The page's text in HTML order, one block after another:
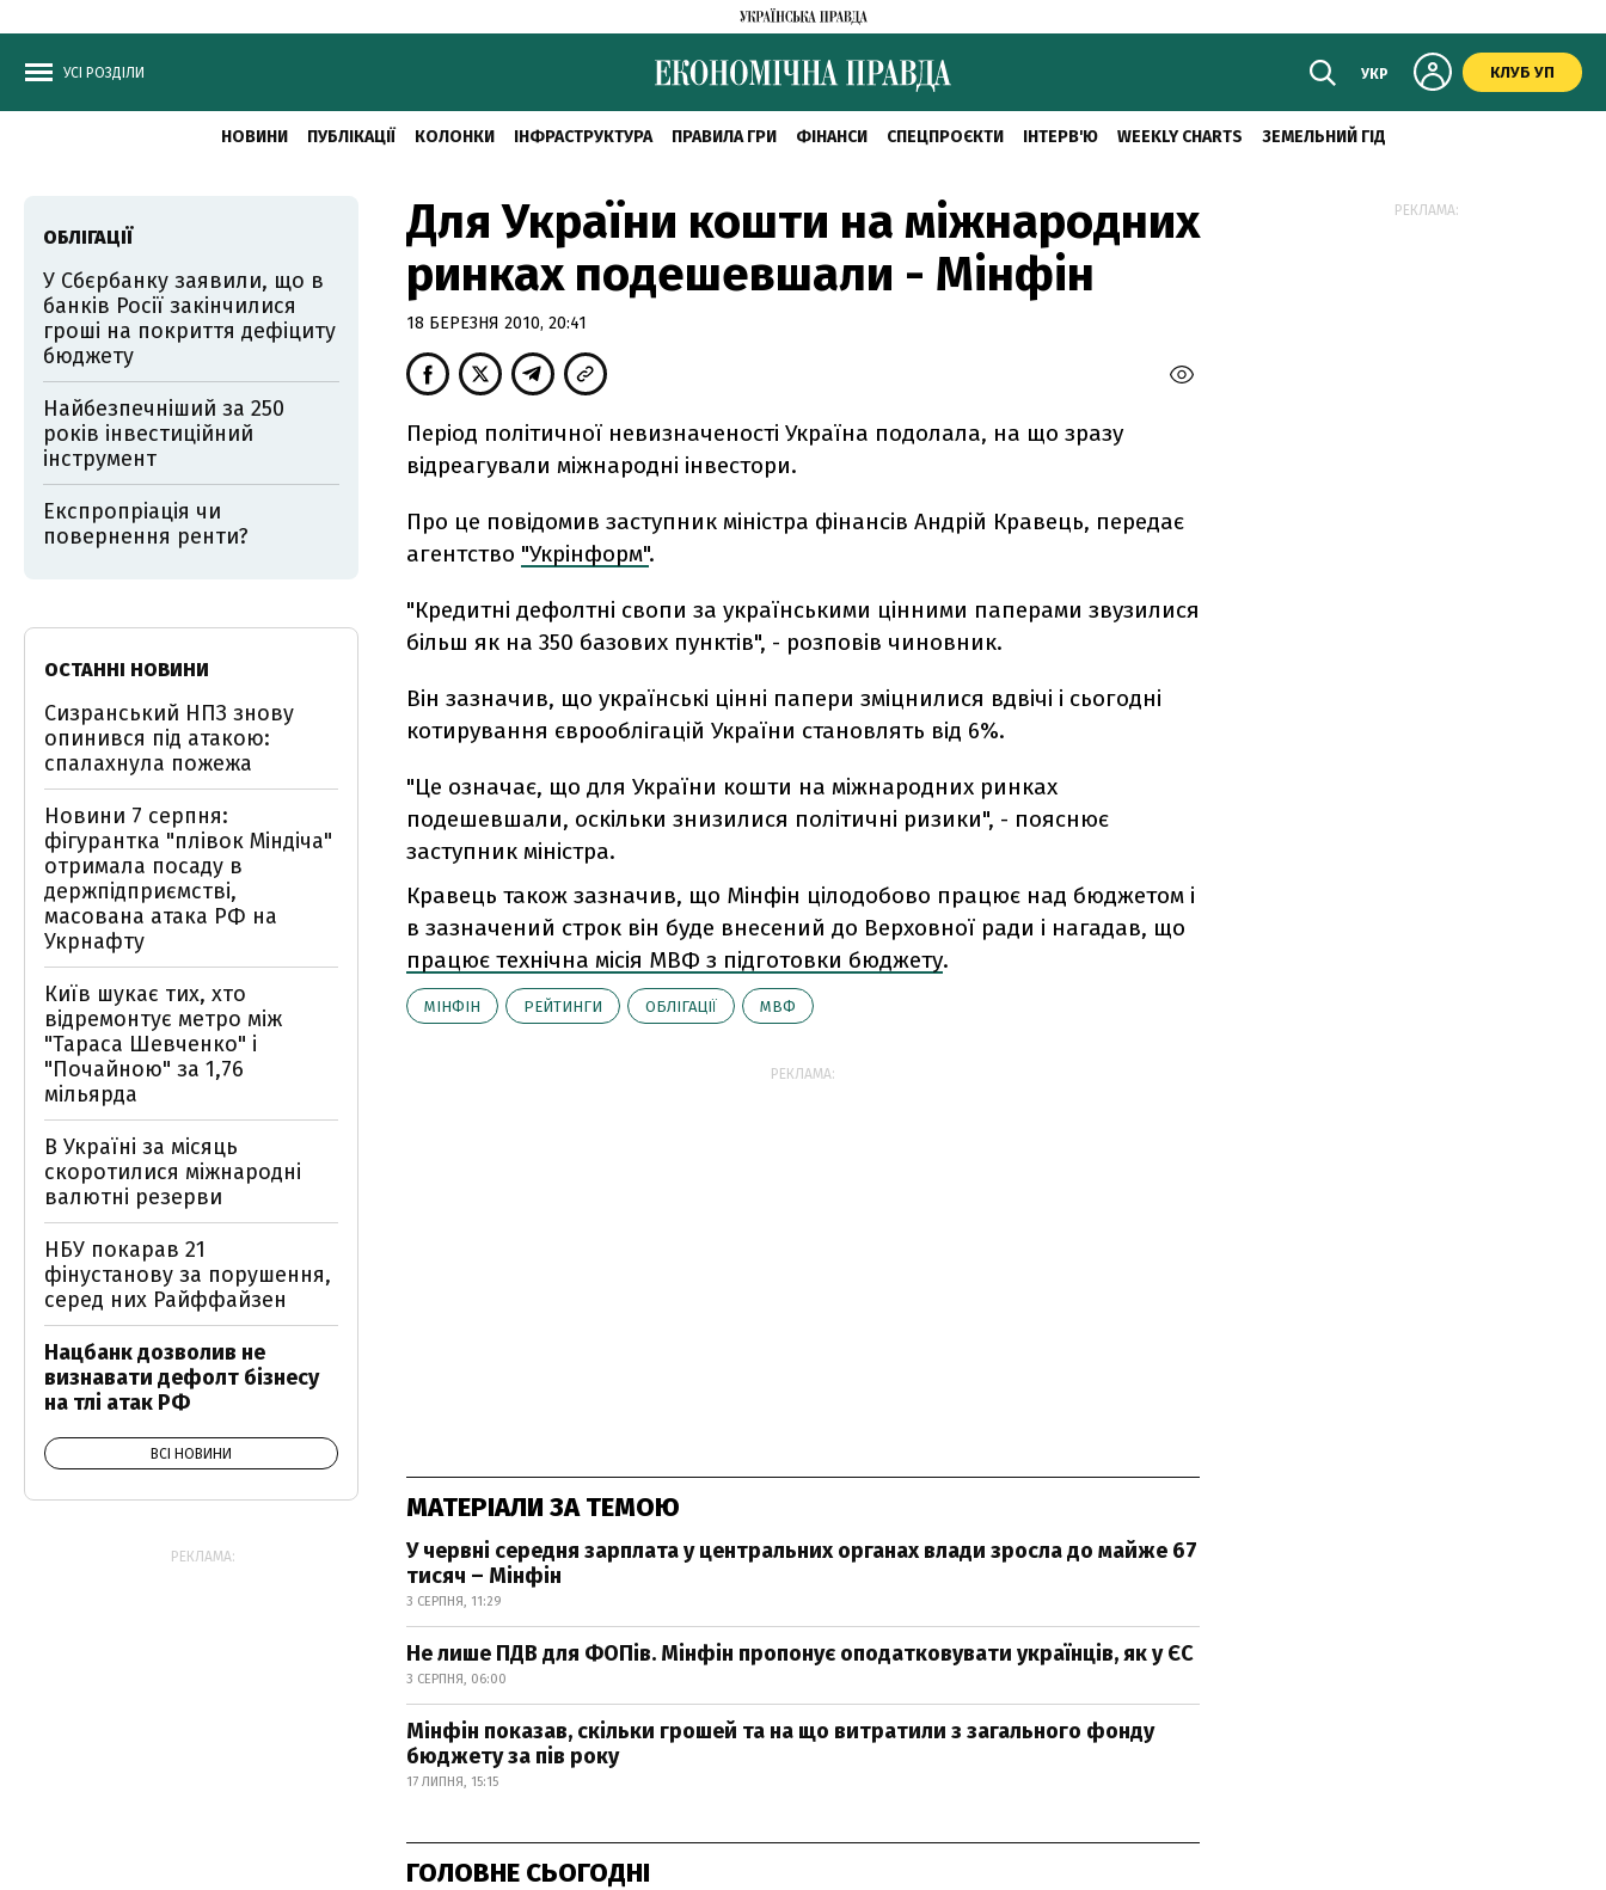
УСІ РОЗДІЛИ УКР КЛУБ УП
НОВИНИ ПУБЛІКАЦІЇ КОЛОНКИ ІНФРАСТРУКТУРА ПРАВИЛА ГРИ ФІНАНСИ СПЕЦПРОЄКТИ ІНТЕРВ'Ю WEEKLY CHARTS ЗЕМЕЛЬНИЙ ГІД
Для України кошти на міжнародних
ринках подешевшали - Мінфін
18 БЕРЕЗНЯ 2010, 20:41
Період політичної невизначеності Україна подолала, на що зразу
відреагували міжнародні інвестори.
Про це повідомив заступник міністра фінансів Андрій Кравець, передає
агентство "Укрінформ".
"Кредитні дефолтні свопи за українськими цінними паперами звузилися
більш як на 350 базових пунктів", - розповів чиновник.
Він зазначив, що українські цінні папери зміцнилися вдвічі і сьогодні
котирування єврооблігацій України становлять від 6%.
"Це означає, що для України кошти на міжнародних ринках
подешевшали, оскільки знизилися політичні ризики", - пояснює
заступник міністра.
Кравець також зазначив, що Мінфін цілодобово працює над бюджетом і
в зазначений строк він буде внесений до Верховної ради і нагадав, що
працює технічна місія МВФ з підготовки бюджету.
МІНФІН РЕЙТИНГИ ОБЛІГАЦІЇ МВФ
РЕКЛАМА:
МАТЕРІАЛИ ЗА ТЕМОЮ
У червні середня зарплата у центральних органах влади зросла до майже 67
тисяч – Мінфін
3 СЕРПНЯ, 11:29
Не лише ПДВ для ФОПів. Мінфін пропонує оподатковувати українців, як у ЄС
3 СЕРПНЯ, 06:00
Мінфін показав, скільки грошей та на що витратили з загального фонду
бюджету за пів року
17 ЛИПНЯ, 15:15
ГОЛОВНЕ СЬОГОДНІ
ОБЛІГАЦІЇ
У Сбєрбанку заявили, що в
банків Росії закінчилися
гроші на покриття дефіциту
бюджету
Найбезпечніший за 250
років інвестиційний
інструмент
Експропріація чи
повернення ренти?
ОСТАННІ НОВИНИ
Сизранський НПЗ знову
опинився під атакою:
спалахнула пожежа
Новини 7 серпня:
фігурантка "плівок Міндіча"
отримала посаду в
держпідприємстві,
масована атака РФ на
Укрнафту
Київ шукає тих, хто
відремонтує метро між
"Тараса Шевченко" і
"Почайною" за 1,76
мільярда
В Україні за місяць
скоротилися міжнародні
валютні резерви
НБУ покарав 21
фінустанову за порушення,
серед них Райффайзен
Нацбанк дозволив не
визнавати дефолт бізнесу
на тлі атак РФ
ВСІ НОВИНИ
РЕКЛАМА:
РЕКЛАМА: